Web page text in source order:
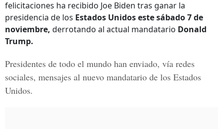
felicitaciones ha recibido Joe Biden tras ganar la
presidencia de los Estados Unidos este sábado 7 de
noviembre, derrotando al actual mandatario Donald
Trump.
Presidentes de todo el mundo han enviado, vía redes
sociales, mensajes al nuevo mandatario de los Estados
Unidos.